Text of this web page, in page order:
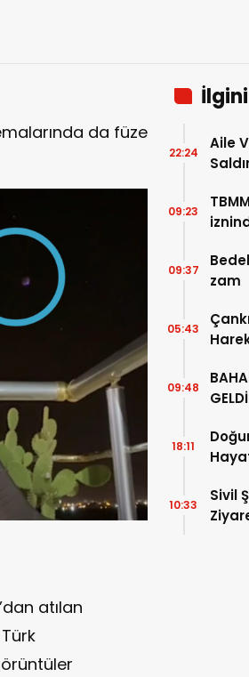
da füze
atılan
Aile
22:24
09:23
zam
09:37
05:43
09:48
18:11
Sivil
10:33